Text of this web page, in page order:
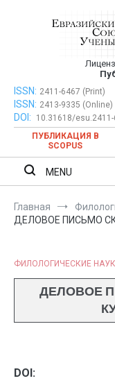
Евразийский Союз
ISSN: 2411-6467 (Print)
ISSN: 2413-9335 (Online)
DOI:
10.31618/esu.2411-
ПУБЛИКАЦИЯ В
SCOPUS
MENU
Главная
ДЕЛОВОЕ ПИСЬМО
ФИЛОЛОГИЧЕСКИЕ
ДЕЛОВОЕ
DOI: